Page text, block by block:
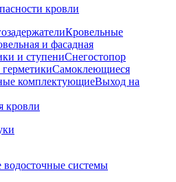
кровли
Кровельные
и фасадная
и ступениСнегостопор
Самоклеющиеся
комплектующиеВыход на
кровли
водосточные системы